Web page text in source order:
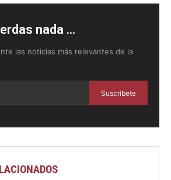
nada ...
las noticias más relevantes de la
Suscríbete